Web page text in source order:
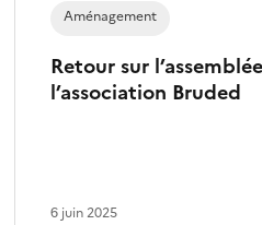
Retour sur
l’association Bruded
Aménagement
6 juin 2025